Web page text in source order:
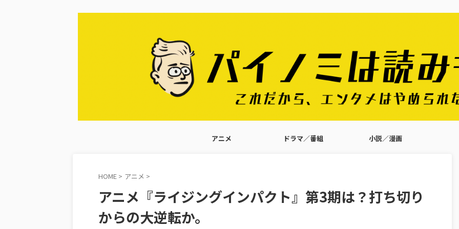
アニメ ドラマ／番組 小説／漫画
HOME > アニメ >
アニメ『ライジングインパクト』第3期は？打ち切り
からの大逆転か。